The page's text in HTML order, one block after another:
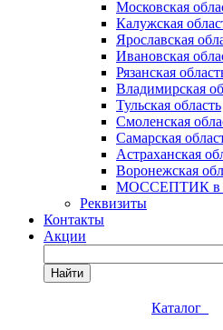
Московская
Калужская
Ярославская
Ивановская
Рязанская
Владимирская
Тульская область
Смоленская
Самарская
Астраханская
Воронежская
МОССЕПТИК в
Реквизиты
Контакты
Акции
Найти
Каталог